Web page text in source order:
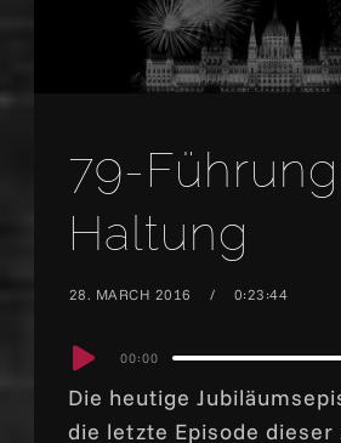
79-
Haltung
28. MARCH 2016 0:23:44
Audio00:00
Die heutige
die letzte Episode dieser